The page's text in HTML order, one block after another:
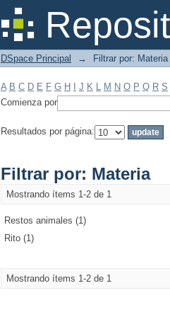
Filtrar por: Materia
DSpace Principal → Filtrar por: Materia
A B C D E F G H J K L M N O P Q R S
Comienza por
Resultados por página:
Filtrar por: Materia
Mostrando ítems 1-2 de 1
Restos animales (1)
Rito (1)
Mostrando ítems 1-2 de 1